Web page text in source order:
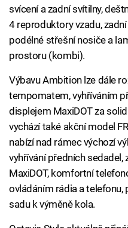
svícení a zadní svítilny,
4 reproduktory vzadu,
podélné střešní nosiče a
prostoru (kombi).
Výbavu Ambition lze dále
tempomatem, vyhříváním
displejem MaxiDOT za
vychází také akční model
nabízí nad rámec výchozí
vyhřívání předních sedadel,
MaxiDOT, komfortní
ovládáním rádia a telefonu,
sadu k výměně kola.